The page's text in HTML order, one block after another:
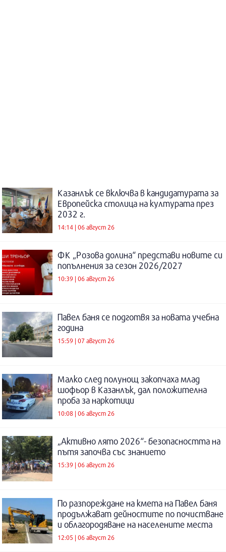
Казанлък се включва в кандидатурата за
Европейска столица на културата през
2032 г.
14:14 | 06 август 26
ФК „Розова долина“ представи новите си
попълнения за сезон 2026/2027
10:39 | 06 август 26
Павел баня се подготвя за новата учебна
година
15:59 | 07 август 26
Малко след полунощ закопчаха млад
шофьор в Казанлък, дал положителна
проба за наркотици
10:08 | 06 август 26
„Активно лято 2026“- безопасността на
пътя започва със знанието
15:39 | 06 август 26
По разпореждане на кмета на Павел баня
продължават дейностите по почистване
и облагородяване на населените места
12:05 | 06 август 26